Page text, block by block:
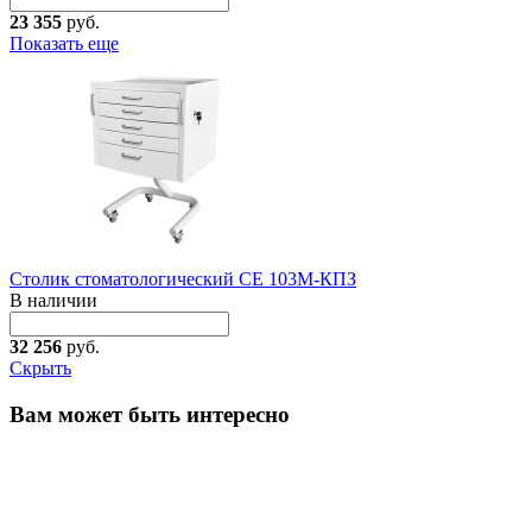
23 355 руб.
Показать еще
Столик стоматологический СЕ 103М-КПЗ
В наличии
32 256 руб.
Скрыть
Вам может быть интересно